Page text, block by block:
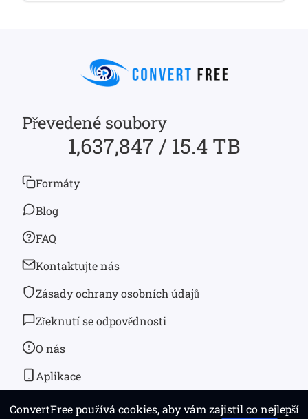
ConvertFree používá cookies, aby vám zajistil co nejlepší
Převedené soubory
1,637,847 / 15.4 TB
Formáty
Blog
FAQ
Kontaktujte nás
Zásady ochrany osobních údajů
Zřeknutí se odpovědnosti
O nás
Aplikace